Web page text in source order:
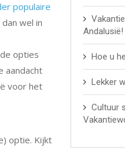
populaire
wel in
opties
aandacht
voor het
optie. Kijkt
Andalusië!
Hoe u
Lekker
Cultuur